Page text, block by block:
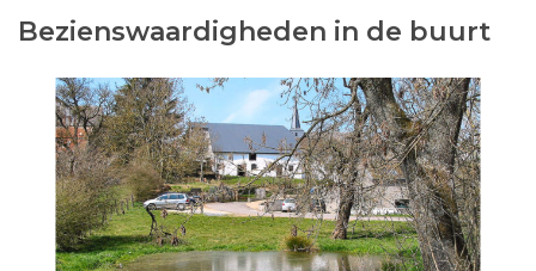
Bezienswaardigheden in de buurt